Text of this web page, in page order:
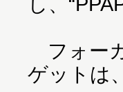
フォー
ゲットは、